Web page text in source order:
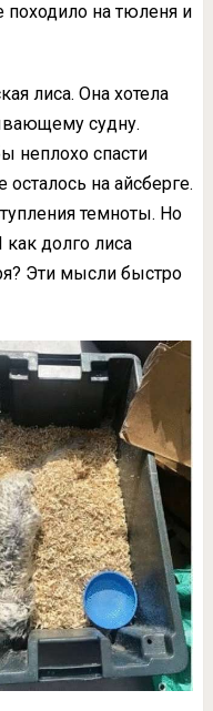
походило на тюленя и
лиса. Она хотела
судну.
неплохо спасти
на айсберге.
темноты. Но
долго лиса
Эти мысли быстро